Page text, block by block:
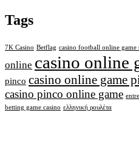
Tags
7K Casino Betflag casino football online game
online casino online
pinco casino online game
casino pinco online game
betting game casino ελληνική ρουλέτα